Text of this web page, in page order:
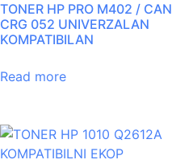
TONER HP PRO M402 / CAN
CRG 052 UNIVERZALAN
KOMPATIBILAN
Read more